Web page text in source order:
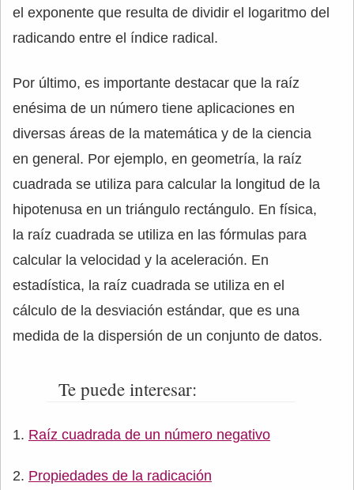
el exponente que resulta de dividir el logaritmo del
radicando entre el índice radical.
Por último, es importante destacar que la raíz
enésima de un número tiene aplicaciones en
diversas áreas de la matemática y de la ciencia
en general. Por ejemplo, en geometría, la raíz
cuadrada se utiliza para calcular la longitud de la
hipotenusa en un triángulo rectángulo. En física,
la raíz cuadrada se utiliza en las fórmulas para
calcular la velocidad y la aceleración. En
estadística, la raíz cuadrada se utiliza en el
cálculo de la desviación estándar, que es una
medida de la dispersión de un conjunto de datos.
Te puede interesar:
Raíz cuadrada de un número negativo
Propiedades de la radicación